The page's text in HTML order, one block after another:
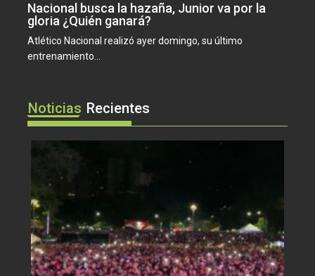
Nacional busca la hazaña, Junior va por la
gloria ¿Quién ganará?
Atlético Nacional realizó ayer domingo, su último
entrenamiento...
Noticias Recientes